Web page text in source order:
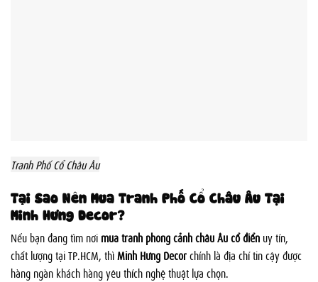
Tranh Phố Cổ Châu Âu
Tại Sao Nên Mua Tranh Phố Cổ Châu Âu Tại
Minh Hưng Decor?
Nếu bạn đang tìm nơi mua tranh phong cảnh châu Âu cổ điển uy tín,
chất lượng tại TP.HCM, thìMinh Hưng Decorchính là địa chỉ tin cậy được
hàng ngàn khách hàng yêu thích nghệ thuật lựa chọn.